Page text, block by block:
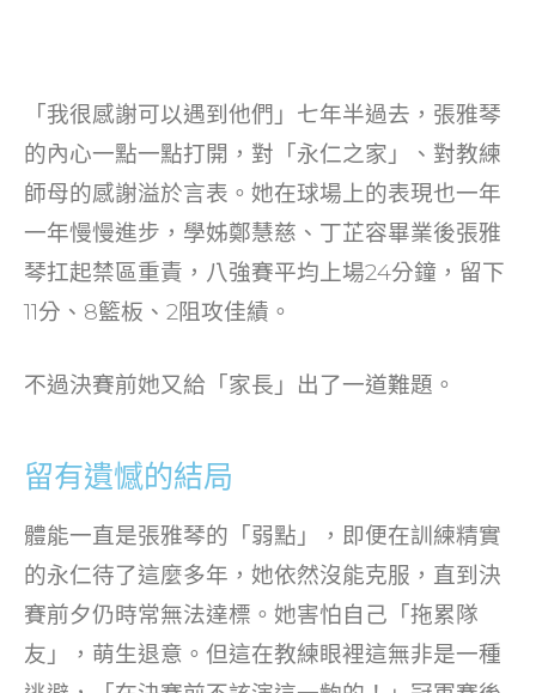
「我很感謝可以遇到他們」七年半過去，張雅琴
的內心一點一點打開，對「永仁之家」、對教練
師母的感謝溢於言表。她在球場上的表現也一年
一年慢慢進步，學姊鄭慧慈、丁芷容畢業後張雅
琴扛起禁區重責，八強賽平均上場24分鐘，留下
11分、8籃板、2阻攻佳績。
不過決賽前她又給「家長」出了一道難題。
留有遺憾的結局
體能一直是張雅琴的「弱點」，即便在訓練精實
的永仁待了這麼多年，她依然沒能克服，直到決
賽前夕仍時常無法達標。她害怕自己「拖累隊
友」，萌生退意。但這在教練眼裡這無非是一種